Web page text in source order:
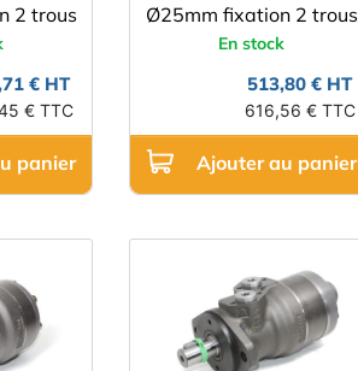
2 trous
€ HT
€ TTC
panier
Ø25mm fixation 2 trous
En stock
513,80 € HT
616,56 € TTC
Ajouter au panier